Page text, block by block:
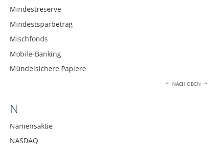
Mindestreserve
Mindestsparbetrag
Mischfonds
Mobile-Banking
Mündelsichere Papiere
NACH OBEN
N
Namensaktie
NASDAQ